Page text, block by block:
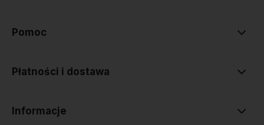
Pomoc
Płatności i dostawa
Informacje